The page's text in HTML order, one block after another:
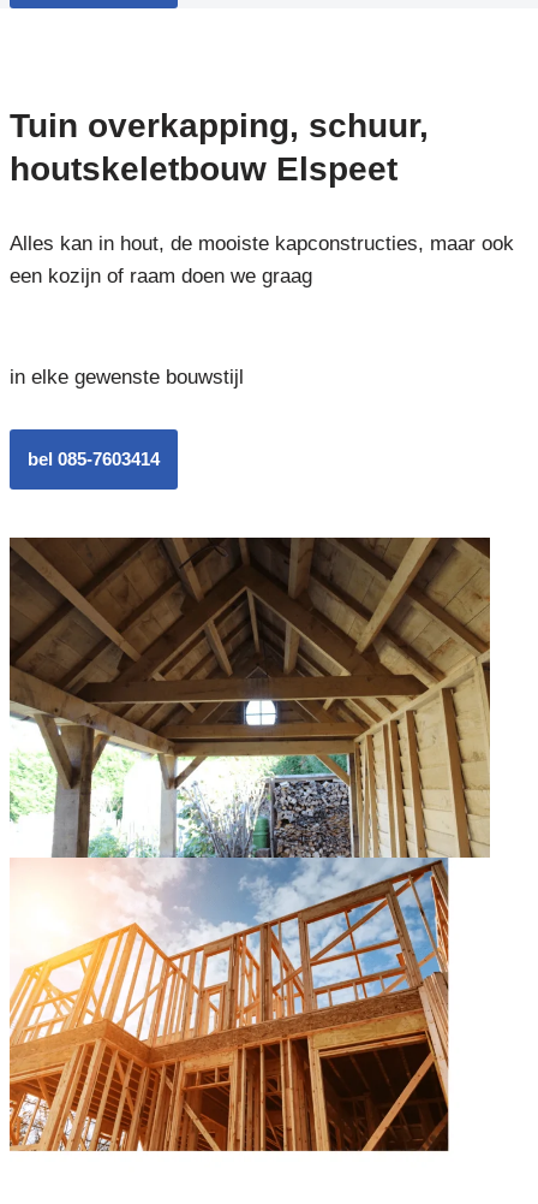
Tuin overkapping, schuur,
houtskeletbouw Elspeet
Alles kan in hout, de mooiste kapconstructies, maar ook
een kozijn of raam doen we graag
in elke gewenste bouwstijl
bel 085-7603414